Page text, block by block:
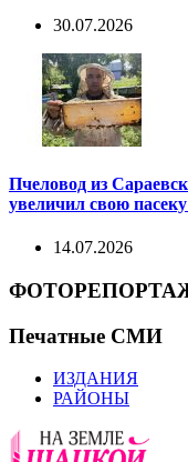
30.07.2026
Пчеловод из
увеличил свою
14.07.2026
Печатные СМИ
ИЗДАНИЯ
РАЙОНЫ